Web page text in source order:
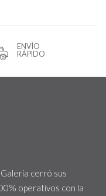
ENVÍO
RÁPIDO
cerró sus
operativos con la